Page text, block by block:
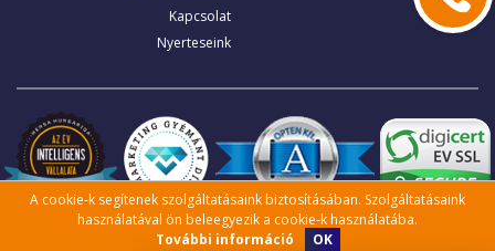
Kapcsolat
Nyerteseink
A cookie-k segítenek szolgáltatásaink biztosításában. Szolgáltatásaink
használatával ön beleegyezik a cookie-k használatába.
További információ
OK